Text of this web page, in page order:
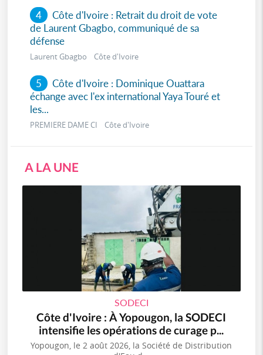
4 Côte d'Ivoire : Retrait du droit de vote
de Laurent Gbagbo, communiqué de sa
défense
Laurent Gbagbo Côte d'Ivoire
5 Côte d'Ivoire : Dominique Ouattara
échange avec l'ex international Yaya Touré et
les...
PREMIERE DAME CI Côte d'Ivoire
A LA UNE
SODECI
Côte d'Ivoire : À Yopougon, la SODECI
intensifie les opérations de curage p...
Yopougon, le 2 août 2026, la Société de Distribution